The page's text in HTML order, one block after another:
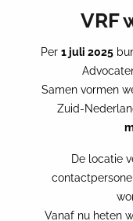
VRF
Per 1 juli 2025
Samen vormen
Zuid-
De locatie
Vanaf nu heten